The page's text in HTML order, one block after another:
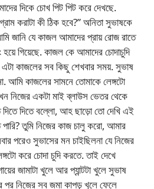
দিকে চোখ পিট পিট করে দেখছে.
করাটা কী ঠিক হবে?” অনিতা সুভাষকে
জানি যে কাজল আমাদের প্রায় রোজ রাতে
গিয়েছে. কাজল কে আমাদের চোদাচুদি
এটা কাজলের সব কিছু শেখবার সময়. সুভাষ
আমি কাজলের সামনে তোমাকে লেঙ্গটো
নিজের একটা মাই ব্লাউস ভেতর থেকে
দিতে দিতে বল্লো, আহ ছাড়ো তো দেখি এই
তুমি নিজের কাজ চালু করো, আমার
পরেও সুভাসের মন চাইছিলনা যে নিজের
করে চোদা চুদি করতে. তাই দেখে
জামাটা খুলে আর প্যান্টটা খুলে সুভাষ
পর নিজের সব জমা কাপড় খুলে ফেলে